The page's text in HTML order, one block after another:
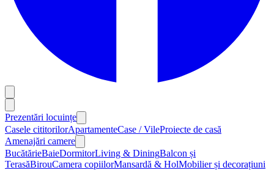
Prezentări locuințe
Casele cititorilorApartamenteCase / VileProiecte de casă
Amenajări camere
BucătărieBaieDormitorLiving & DiningBalcon și
TerasăBirouCamera copiilorMansardă & HolMobilier și decorațiuni